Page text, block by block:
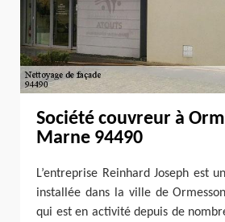
Société couvreur à
Marne 94490
L’entreprise Reinhard Joseph est
installée dans la ville de
qui est en activité depuis de